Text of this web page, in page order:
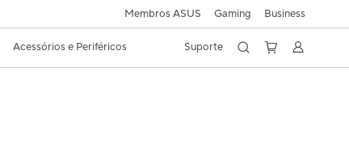
Membros ASUS Gaming Business
Acessórios e Periféricos Suporte